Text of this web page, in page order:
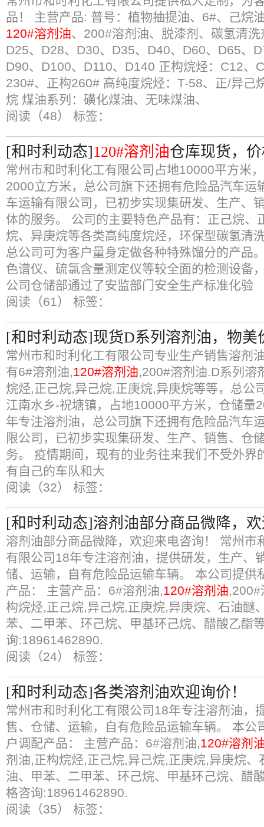
品！ 主营产品: 普号：植物抽提油、6#、己烷
120#溶剂油、200#溶剂油、脱漆剂、碳氢清
D25、D28、D30、D35、D40、D60、D65、
D90、D100、D110、D140 正构烷烃：C12、
230#、正构260# 高纯度烷烃：T-58、正/异己
烷 煤油系列：磺化煤油、无味煤油、
阅读（48） 标签：
[和时利动态]120#溶剂油仓库现货，
常州市和时利化工有限公司占地10000平方米
2000立方米，总公司旗下还拥有危险品汽车运
车运输有限公司，已初步实现集研发、生产、
体的服务。 公司的主要特色产品有：正己烷、
烷、异庚烷等各类高纯度烷烃，环保型碳氢清
总公司可为客户量身定做各种特殊馏分的产品
色谱仪、硫氯含量测定仪等较全面的检测设备
公司仓储部通过了安监部门安全生产标准化验
阅读（61） 标签：
[和时利动态]现货D系列溶剂油，物美
常州市和时利化工有限公司专业生产销售溶剂
有6#溶剂油,120#溶剂油,200#溶剂油.D系列溶
烷烃,正己烷,异己烷,正庚烷,异庚烷等等，总公
江南水乡-祝塘镇，占地10000平方米，仓储量
年专注溶剂油，总公司旗下还拥有危险品汽车
限公司，已初步实现集研发、生产、销售、仓
务。 疫情期间，现有的业务往来我们不受外界
有自己的车队和大
阅读（32） 标签：
[和时利动态]溶剂油部分商品微降，
溶剂油部分商品微降，欢迎来电咨询！ 常州市
有限公司18年专注溶剂油，提供研发，生产、
储、运输，自有危险品运输车辆。 本公司提供
产品： 主营产品：6#溶剂油,120#溶剂油,200#
构烷烃,正己烷,异己烷,正庚烷,异庚烷、石油醚
苯、二甲苯、环己烷、甲基环己烷、醋酸乙酯
询:18961462890.
阅读（24） 标签：
[和时利动态]各类溶剂油欢迎询价！
常州市和时利化工有限公司18年专注溶剂油，
售、仓储、运输，自有危险品运输车辆。 本公
户调配产品： 主营产品：6#溶剂油,120#溶剂
剂油,正构烷烃,正己烷,异己烷,正庚烷,异庚烷、
油、甲苯、二甲苯、环己烷、甲基环己烷、醋
格咨询:18961462890.
阅读（35） 标签：